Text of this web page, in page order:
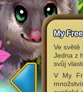
My
Ve světě
Jedna z
svůj
V My